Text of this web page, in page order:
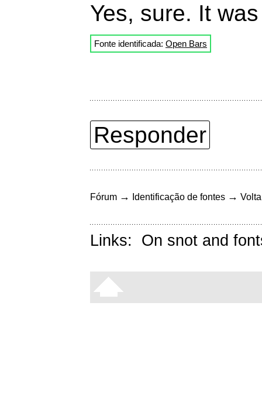
Yes, sure. It
Fonte identificada: Open Bars
Responder
Fórum → Identificação de fontes →
Links: On snot and